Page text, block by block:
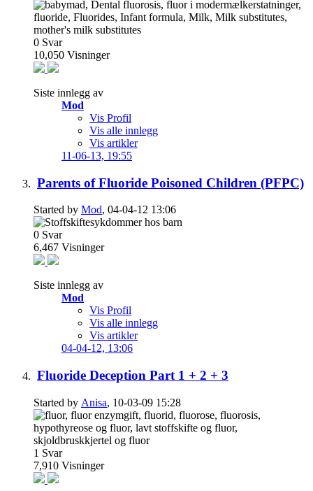
0 Svar
10,050 Visninger
Siste innlegg av
Mod
Vis Profil
Vis alle innlegg
Vis artikler
11-06-13, 19:55
Parents of Fluoride Poisoned Children (PFPC)
Started by Mod, 04-04-12 13:06
0 Svar
6,467 Visninger
Siste innlegg av
Mod
Vis Profil
Vis alle innlegg
Vis artikler
04-04-12, 13:06
Fluoride Deception Part 1 + 2 + 3
Started by Anisa, 10-03-09 15:28
1 Svar
7,910 Visninger